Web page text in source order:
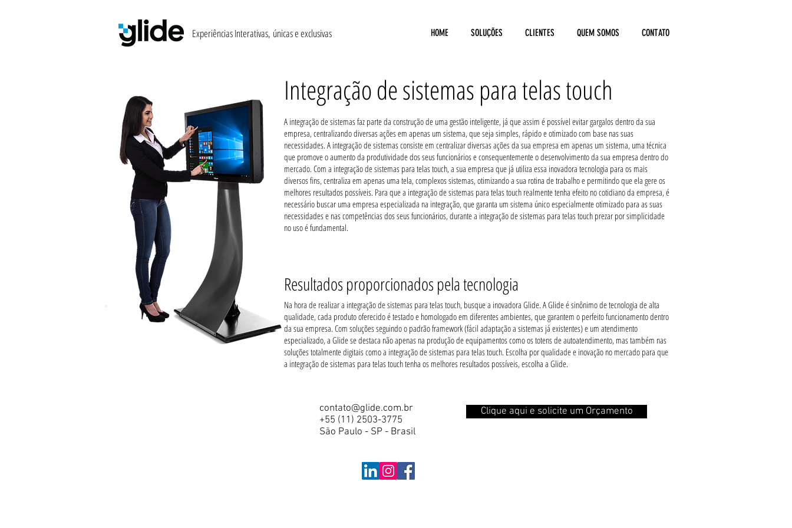
Experiências Interativas, únicas e exclusivas HOME SOLUÇÕES CLIENTES QUEM SOMOS CONTATO
Integração de sistemas para telas touch
A integração de sistemas faz parte da construção de uma gestão inteligente, já que assim é possível evitar gargalos dentro da sua
empresa, centralizando diversas ações em apenas um sistema, que seja simples, rápido e otimizado com base nas suas
necessidades. A integração de sistemas consiste em centralizar diversas ações da sua empresa em apenas um sistema, uma técnica
que promove o aumento da produtividade dos seus funcionários e consequentemente o desenvolvimento da sua empresa dentro do
mercado. Com a integração de sistemas para telas touch, a sua empresa que já utiliza essa inovadora tecnologia para os mais
diversos fins, centraliza em apenas uma tela, complexos sistemas, otimizando a sua rotina de trabalho e permitindo que ela gere os
melhores resultados possíveis. Para que a integração de sistemas para telas touch realmente tenha efeito no cotidiano da empresa, é
necessário buscar uma empresa especializada na integração, que garanta um sistema único especialmente otimizado para as suas
necessidades e nas competências dos seus funcionários, durante a integração de sistemas para telas touch prezar por simplicidade
no uso é fundamental.
Resultados proporcionados pela tecnologia
Na hora de realizar a integração de sistemas para telas touch, busque a inovadora Glide. A Glide é sinônimo de tecnologia de alta
qualidade, cada produto oferecido é testado e homologado em diferentes ambientes, que garantem o perfeito funcionamento dentro
da sua empresa. Com soluções seguindo o padrão framework (fácil adaptação a sistemas já existentes) e um atendimento
especializado, a Glide se destaca não apenas na produção de equipamentos como os totens de autoatendimento, mas também nas
soluções totalmente digitais como a integração de sistemas para telas touch. Escolha por qualidade e inovação no mercado para que
a integração de sistemas para telas touch tenha os melhores resultados possíveis, escolha a Glide.
contato@glide.com.br
+55 (11) 2503-3775
São Paulo - SP - Brasil
Clique aqui e solicite um Orçamento